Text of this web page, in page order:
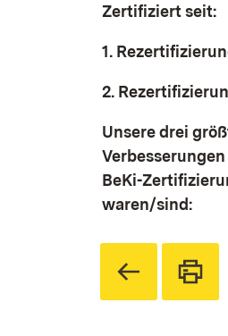
Zertifiziert seit:
1.
2.
Unsere drei
BeKi-
waren/sind: